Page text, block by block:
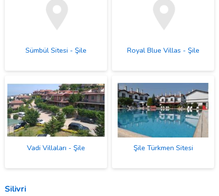
Sümbül Sitesi - Şile Royal Blue Villas - Şile
Vadi Villaları - Şile Şile Türkmen Sitesi
Silivri